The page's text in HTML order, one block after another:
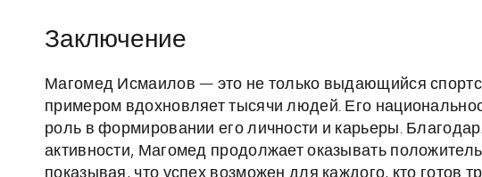
Заключение
Магомед Исмаилов — это не только выдающийся
примером вдохновляет тысячи людей. Его
роль в формировании его личности и карьеры.
активности, Магомед продолжает оказывать